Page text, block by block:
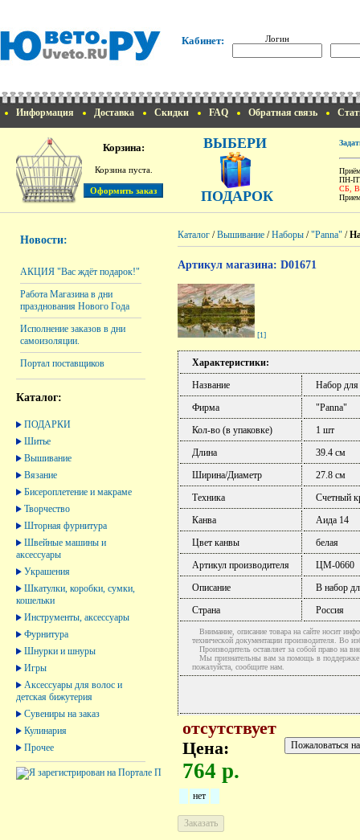
Кабинет: Логин
Информация Доставка Скидки FAQ Обратная связь
Корзина:
Корзина пуста.
ВЫБЕРИ
ПОДАРОК
ПН-
СБ,
Новости:
АКЦИЯ "Вас ждёт подарок!"
Работа Магазина в дни
празднования Нового Года
Исполнение заказов в дни
самоизоляции.
Портал поставщиков
Каталог:
ПОДАРКИ
Шитье
Вышивание
Вязание
Бисероплетение и макраме
Творчество
Шторная фурнитура
Швейные машины и
аксессуары
Украшения
Шкатулки, коробки, сумки,
кошельки
Инструменты, аксессуары
Фурнитура
Шнурки и шнуры
Игры
Аксессуары для волос и
детская бижутерия
Сувениры на заказ
Кулинария
Прочее
Каталог /Вышивание /Наборы /"Panna" /
Артикул магазина: D01671
[1]
Характеристики:
Название
Набор
Фирма
"Panna"
Кол-во (в упаковке)
1 шт
Длина
39.4 см
Ширина/Диаметр
27.8 см
Техника
Счетный
Канва
Аида 14
Цвет канвы
белая
Артикул производителя
ЦМ-0660
Описание
В набор
Страна
Россия
Внимание, описание товара на сайте носит
технической документации производителя. Во
Производитель оставляет за собой право на
Мы признательны вам за помощь в поддержке
пожалуйста, сообщите нам.
отсутствует
Цена:
764 р.
нет